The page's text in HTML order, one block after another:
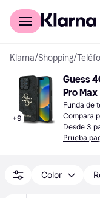
Comprar con Klarna
Klarna/Shopping/
+9
Guess
Pro Max
Funda de
Compara
Desde 3
Prueba
Color